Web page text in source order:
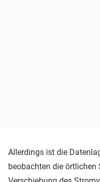
Allerdings ist die
beobachten die örtlichen